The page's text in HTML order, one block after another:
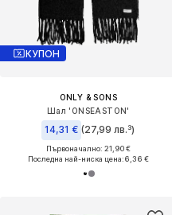
КУПОН
ONLY & SONS
Шал 'ONSEASTON'
14,31 € (27,99 лв.³)
Първоначално: 21,90 €
Последна най-ниска цена:6,36 €